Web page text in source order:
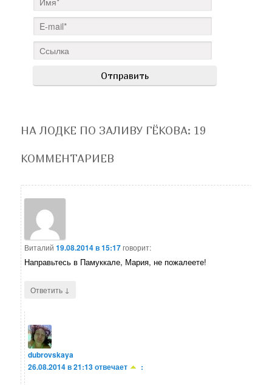
НА ЛОДКЕ ПО ЗАЛИВУ ГЁКОВА: 19
КОММЕНТАРИЕВ
Виталий 19.08.2014 в 15:17говорит:
Направьтесь в Памуккале, Мария, не пожалеете!
Ответить ↓
dubrovskaya
26.08.2014 в 21:13отвечает :